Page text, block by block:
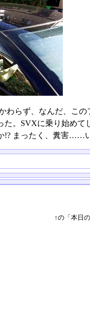
わらず、なんだ、こ
た。SVXに乗り始め
!? まったく、糞害……
↑の「本日